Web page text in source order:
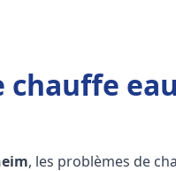
, les problèmes de